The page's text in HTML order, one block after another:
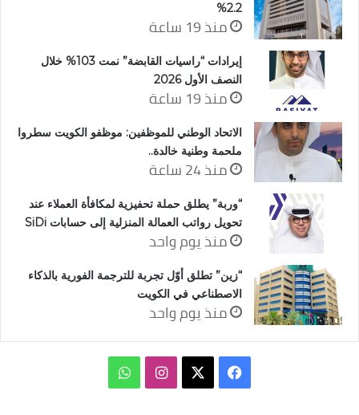
2.2%
منذ 19 ساعة
إيرادات “راسيات القابضة” نمت 103% خلال
النصف الأول 2026
منذ 19 ساعة
الاتحاد الوطني للموظفين: موظفو الكويت سطروا
ملحمة وطنية خالدة..
منذ 24 ساعة
“وربة” يطلق حملة تحفيزية لمكافأة العملاء عند
تحويل رواتب العمالة المنزلية إلى حسابات SiDi
منذ يوم واحد
“زين” تطلق أوّل تجربة للترجمة الفورية بالذكاء
الاصطناعي في الكويت
منذ يوم واحد
فيسبوك انستقرامواتساب